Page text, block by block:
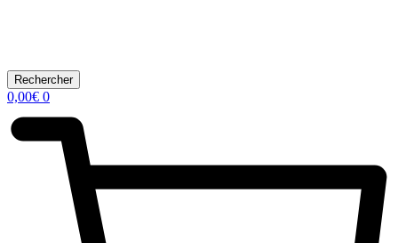
Rechercher
0,00€ 0